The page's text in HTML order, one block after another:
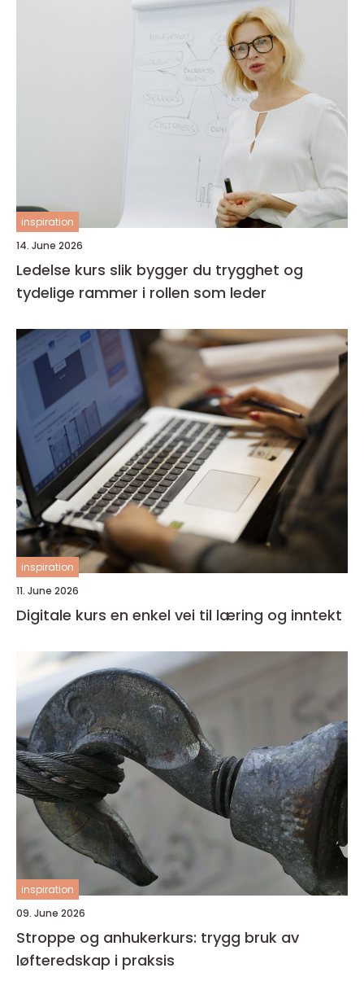
inspiration
14. June 2026
Ledelse kurs slik bygger du trygghet og
tydelige rammer i rollen som leder
inspiration
11. June 2026
Digitale kurs en enkel vei til læring og inntekt
inspiration
09. June 2026
Stroppe og anhukerkurs: trygg bruk av
løfteredskap i praksis